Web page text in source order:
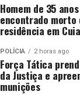
Homem de 35
encontrado morto
residência em
POLÍCIA 2 horas ago
Força Tática
da Justiça e
munições